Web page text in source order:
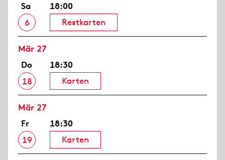
Sa
6
18:00
Restkarten
Mär 27
Do
18
18:30
Karten
Mär 27
Fr
19
18:30
Karten